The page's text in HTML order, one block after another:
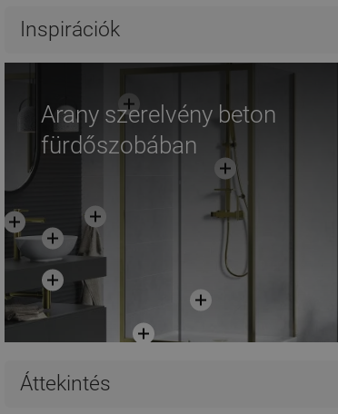
össze
Inspirációk
Arany szerelvény beton
fürdőszobában
Áttekintés